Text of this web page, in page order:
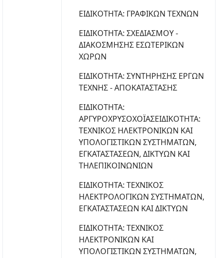
ΕΙΔΙΚΟΤΗΤΑ: ΓΡΑΦΙΚΩΝ ΤΕΧΝΩΝ
ΕΙΔΙΚΟΤΗΤΑ: ΣΧΕΔΙΑΣΜΟΥ -
ΔΙΑΚΟΣΜΗΣΗΣ ΕΣΩΤΕΡΙΚΩΝ
ΧΩΡΩΝ
ΕΙΔΙΚΟΤΗΤΑ: ΣΥΝΤΗΡΗΣΗΣ ΕΡΓΩΝ
ΤΕΧΝΗΣ - ΑΠΟΚΑΤΑΣΤΑΣΗΣ
ΕΙΔΙΚΟΤΗΤΑ:
ΑΡΓΥΡΟΧΡΥΣΟΧΟΪΑΣΕΙΔΙΚΟΤΗΤΑ:
ΤΕΧΝΙΚΟΣ ΗΛΕΚΤΡΟΝΙΚΩΝ ΚΑΙ
ΥΠΟΛΟΓΙΣΤΙΚΩΝ ΣΥΣΤΗΜΑΤΩΝ,
ΕΓΚΑΤΑΣΤΑΣΕΩΝ, ΔΙΚΤΥΩΝ ΚΑΙ
ΤΗΛΕΠΙΚΟΙΝΩΝΙΩΝ
ΕΙΔΙΚΟΤΗΤΑ: ΤΕΧΝΙΚΟΣ
ΗΛΕΚΤΡΟΛΟΓΙΚΩΝ ΣΥΣΤΗΜΑΤΩΝ,
ΕΓΚΑΤΑΣΤΑΣΕΩΝ ΚΑΙ ΔΙΚΤΥΩΝ
ΕΙΔΙΚΟΤΗΤΑ: ΤΕΧΝΙΚΟΣ
ΗΛΕΚΤΡΟΝΙΚΩΝ ΚΑΙ
ΥΠΟΛΟΓΙΣΤΙΚΩΝ ΣΥΣΤΗΜΑΤΩΝ,